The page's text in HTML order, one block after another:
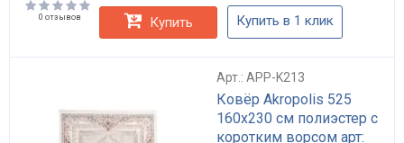
0 отзывов Купить Купить в 1 клик
Арт.: APP-K213
Ковёр Akropolis 525
160x230 см полиэстер с
коротким ворсом арт: